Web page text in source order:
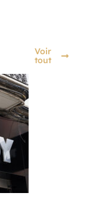
Voir
tout